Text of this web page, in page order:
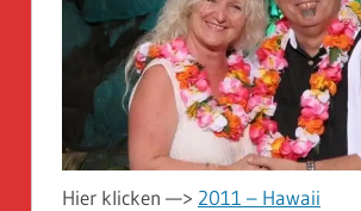
Hier klicken —> 2011 – Hawaii